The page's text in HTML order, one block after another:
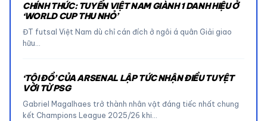
CHÍNH THỨC: TUYỂN VIỆT NAM GIÀNH 1 DANH HIỆU Ở
‘WORLD CUP THU NHỎ’
ĐT futsal Việt Nam dù chỉ cán đích ở ngôi á quân Giải giao
hữu…
‘TỘI ĐỒ’ CỦA ARSENAL LẬP TỨC NHẬN ĐIỀU TUYỆT
VỜI TỪ PSG
Gabriel Magalhaes trở thành nhân vật đáng tiếc nhất chung
kết Champions League 2025/26 khi…